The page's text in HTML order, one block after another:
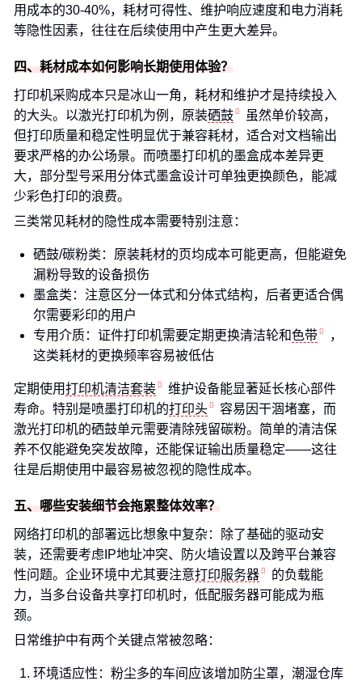
用成本的30-40%，耗材可得性、维护响应速度和电力消耗
等隐性因素，往往在后续使用中产生更大差异。
四、耗材成本如何影响长期使用体验？
打印机采购成本只是冰山一角，耗材和维护才是持续投入
的大头。以激光打印机为例，原装硒鼓
虽然单价较高，
但打印质量和稳定性明显优于兼容耗材，适合对文档输出
要求严格的办公场景。而喷墨打印机的墨盒成本差异更
大，部分型号采用分体式墨盒设计可单独更换颜色，能减
少彩色打印的浪费。
三类常见耗材的隐性成本需要特别注意：
硒鼓/碳粉类：原装耗材的页均成本可能更高，但能避免
漏粉导致的设备损伤
墨盒类：注意区分一体式和分体式结构，后者更适合偶
尔需要彩印的用户
专用介质：证件打印机需要定期更换清洁轮和色带
，
这类耗材的更换频率容易被低估
定期使用打印机清洁套装
维护设备能显著延长核心部件
寿命。特别是喷墨打印机的打印头
容易因干涸堵塞，而
激光打印机的硒鼓单元需要清除残留碳粉。简单的清洁保
养不仅能避免突发故障，还能保证输出质量稳定——这往
往是后期使用中最容易被忽视的隐性成本。
五、哪些安装细节会拖累整体效率？
网络打印机的部署远比想象中复杂：除了基础的驱动安
装，还需要考虑IP地址冲突、防火墙设置以及跨平台兼容
性问题。企业环境中尤其要注意打印服务器
的负载能
力，当多台设备共享打印机时，低配服务器可能成为瓶
颈。
日常维护中有两个关键点常被忽略：
环境适应性：粉尘多的车间应该增加防尘罩，潮湿仓库